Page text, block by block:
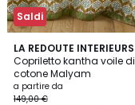
Saldi
LA REDOUTE INTERIEURS
Copriletto kantha voile di
cotone Malyam
a partire da
149,00 €
4,2
/ 5